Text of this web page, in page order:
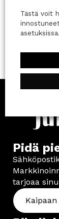
Pidä
tarjoaa
Tästä voit
asetuksissa.